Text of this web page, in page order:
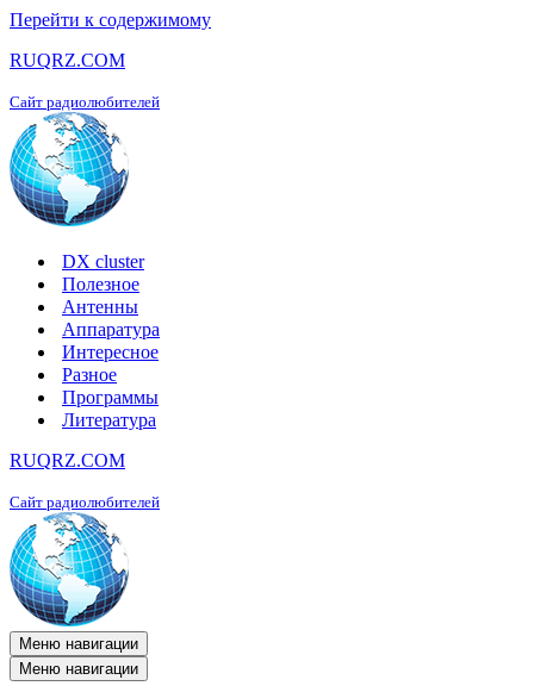
Перейти к содержимому
RUQRZ.COM
Сайт радиолюбителей
DX cluster
Полезное
Антенны
Аппаратура
Интересное
Разное
Программы
Литература
RUQRZ.COM
Сайт радиолюбителей
Меню навигации
Меню навигации